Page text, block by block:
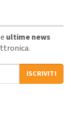
ultime news
ISCRIVITI